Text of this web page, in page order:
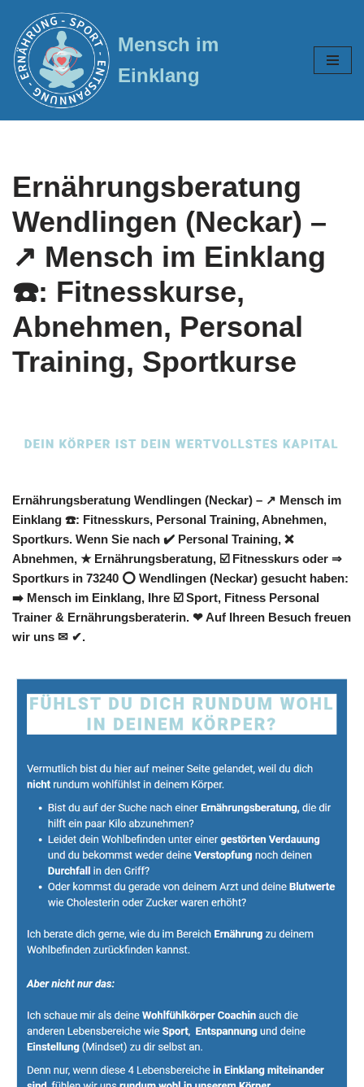
Zum
Inhalt
springen
Mensch im
Einklang
Ernährungsberatung
Wendlingen (Neckar) –
↗️ Mensch im Einklang
☎️: Fitnesskurse,
Abnehmen, Personal
Training, Sportkurse
Ernährungsberatung Wendlingen (Neckar) – ↗️ Mensch im
Einklang ☎️: Fitnesskurs, Personal Training, Abnehmen,
Sportkurs. Wenn Sie nach ✔️ Personal Training, ❌
Abnehmen, ★ Ernährungsberatung, ☑️ Fitnesskurs oder ⇒
Sportkurs in 73240 ⭕ Wendlingen (Neckar) gesucht haben:
➡️ Mensch im Einklang, Ihre ☑️ Sport, Fitness Personal
Trainer & Ernährungsberaterin. ❤ Auf Ihreen Besuch freuen
wir uns ✉ ✔.